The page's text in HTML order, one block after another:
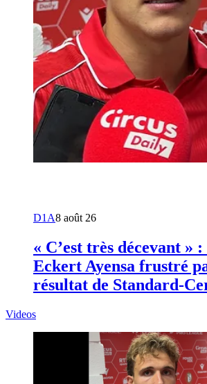
D1A8 août 26
« C’est très décevant »
Eckert Ayensa frustré
résultat de Standard-
Videos